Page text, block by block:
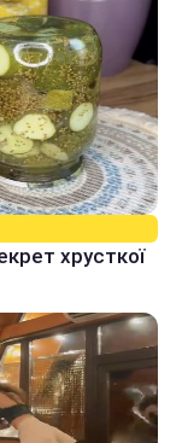
хрусткої